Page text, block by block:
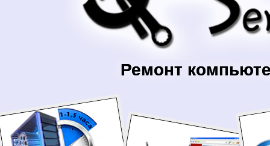
Ремонт